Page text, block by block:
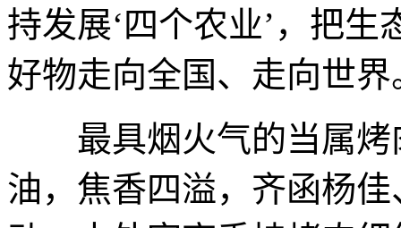
持发展‘四个农业’，把
好物走向全国、走向世
最具烟火气的当属烤
油，焦香四溢，齐函杨